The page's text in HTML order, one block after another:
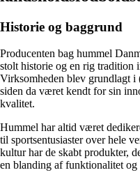
Historie og baggrund
Producenten bag hummel
stolt historie og en rig tradition
Virksomheden blev grundlagt
siden da været kendt for sin
kvalitet.
Hummel har altid været
til sportsentusiaster over hele
kultur har de skabt produkter,
en blanding af funktionalitet